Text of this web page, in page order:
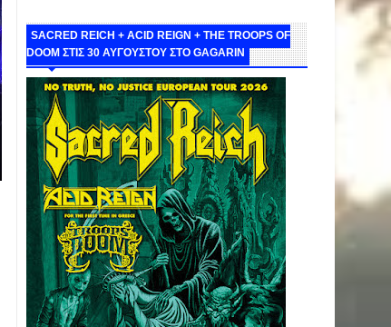
SACRED REICH + ACID REIGN + THE TROOPS OF
DOOM ΣΤΙΣ 30 ΑΥΓΟΥΣΤΟΥ ΣΤΟ GAGARIN